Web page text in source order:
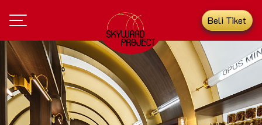
Beli Tiket